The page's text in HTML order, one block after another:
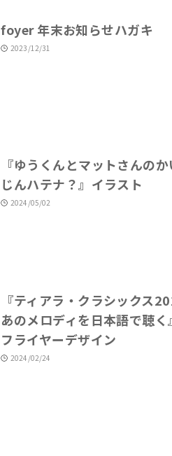
foyer 年末お知らせハガキ
2023/12/31
『ゆうくんとマットさんの
じんハテナ？』イラスト
2024/05/02
『ティアラ・クラシックス
あのメロディを日本語で聴く
フライヤーデザイン
2024/02/24